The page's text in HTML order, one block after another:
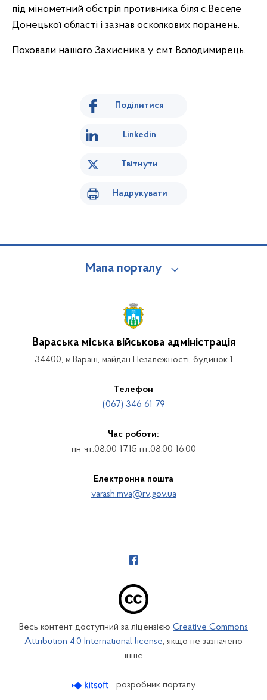
під мінометний обстріл противника біля с.Веселе
Донецької області і зазнав осколкових поранень.
Поховали нашого Захисника у смт Володимирець.
Поділитися
Linkedin
Твітнути
Надрукувати
Мапа порталу
Вараська міська військова адміністрація
34400, м.Вараш, майдан Незалежності, будинок 1
Телефон
(067) 346 61 79
Час роботи:
пн-чт:08.00-17.15 пт:08.00-16.00
Електронна пошта
varash.mva@rv.gov.ua
Весь контент доступний за ліцензією Creative Commons
Attribution 4.0 International license, якщо не зазначено
інше
розробник порталу